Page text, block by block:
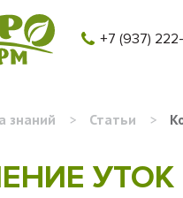
+7 (937)
знаний > Статьи >
УТОК